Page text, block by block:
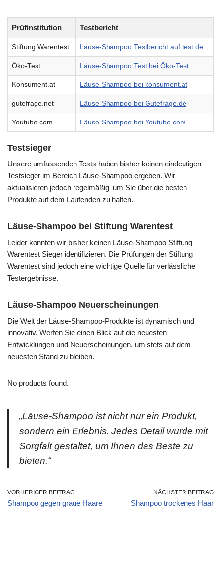
Prüfinstitution Testbericht
Stiftung Warentest Läuse-Shampoo Testbericht auf test.de
Öko-Test Läuse-Shampoo Test bei Öko-Test
Konsument.at Läuse-Shampoo bei konsument.at
gutefrage.net Läuse-Shampoo bei Gutefrage.de
Youtube.com Läuse-Shampoo bei Youtube.com
Testsieger
Unsere umfassenden Tests haben bisher keinen eindeutigen
Testsieger im Bereich Läuse-Shampoo ergeben. Wir
aktualisieren jedoch regelmäßig, um Sie über die besten
Produkte auf dem Laufenden zu halten.
Läuse-Shampoo bei Stiftung Warentest
Leider konnten wir bisher keinen Läuse-Shampoo Stiftung
Warentest Sieger identifizieren. Die Prüfungen der Stiftung
Warentest sind jedoch eine wichtige Quelle für verlässliche
Testergebnisse.
Läuse-Shampoo Neuerscheinungen
Die Welt der Läuse-Shampoo-Produkte ist dynamisch und
innovativ. Werfen Sie einen Blick auf die neuesten
Entwicklungen und Neuerscheinungen, um stets auf dem
neuesten Stand zu bleiben.
No products found.
„Läuse-Shampoo ist nicht nur ein Produkt,
sondern ein Erlebnis. Jedes Detail wurde mit
Sorgfalt gestaltet, um Ihnen das Beste zu
bieten.“
VORHERIGER BEITRAG
Shampoo gegen graue Haare
NÄCHSTER BEITRAG
Shampoo trockenes Haar